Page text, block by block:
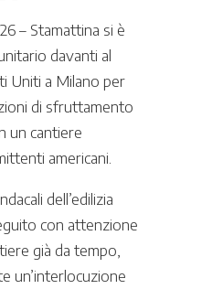
– Stamattina si è
davanti al
Uniti a Milano per
di sfruttamento
un cantiere
americani.
dell’edilizia
con attenzione
già da tempo,
un’interlocuzione